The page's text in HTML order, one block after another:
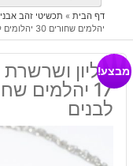
דף הבית» תכשיטי זהב אבני
יהלמים שחורים 30 יהלומים לבנים
תליון
לבנים
מבצע!